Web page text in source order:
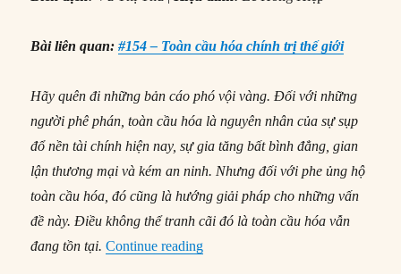
Bài liên quan:#154 – Toàn cầu hóa chính trị thế giới
Hãy quên đi những bản cáo phó vội vàng. Đối với những
người phê phán, toàn cầu hóa là nguyên nhân của sự sụp
đổ nền tài chính hiện nay, sự gia tăng bất bình đẳng, gian
lận thương mại và kém an ninh. Nhưng đối với phe ủng hộ
toàn cầu hóa, đó cũng là hướng giải pháp cho những vấn
đề này. Điều không thể tranh cãi đó là toàn cầu hóa vẫn
đang tồn tại. Continue reading“#28 – Hãy suy nghĩ lại: Toàn cầu